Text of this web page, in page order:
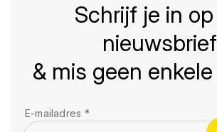
Schrijf je in
nieuwsbrief
& mis geen
E-mailadres *